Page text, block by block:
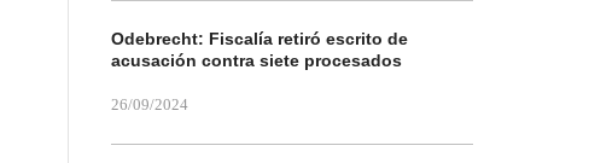
Odebrecht: Fiscalía retiró escrito de
acusación contra siete procesados
26/09/2024